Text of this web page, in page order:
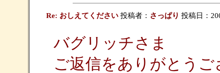
Re: おしえてください投稿者： さっぱり 投稿日：
バグリッチさま
ご返信をありがとうご